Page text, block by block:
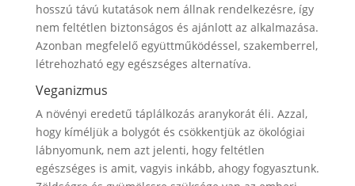
hosszú távú kutatások nem állnak rendelkezésre, így
nem feltétlen biztonságos és ajánlott az alkalmazása.
Azonban megfelelő együttműködéssel, szakemberrel,
létrehozható egy egészséges alternatíva.
Veganizmus
A növényi eredetű táplálkozás aranykorát éli. Azzal,
hogy kíméljük a bolygót és csökkentjük az ökológiai
lábnyomunk, nem azt jelenti, hogy feltétlen
egészséges is amit, vagyis inkább, ahogy fogyasztunk.